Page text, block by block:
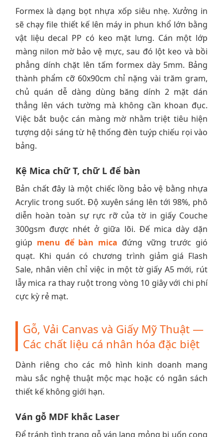
Formex là dạng bọt nhựa xốp siêu nhẹ. Xưởng in
sẽ chạy file thiết kế lên máy in phun khổ lớn bằng
vật liệu decal PP có keo mặt lưng. Cán một lớp
màng nilon mờ bảo vệ mực, sau đó lột keo và bồi
phẳng dính chặt lên tấm formex dày 5mm. Bảng
thành phẩm cỡ 60x90cm chỉ nặng vài trăm gram,
chủ quán dễ dàng dùng băng dính 2 mặt dán
thẳng lên vách tường mà không cần khoan đục.
Việc bắt buộc cán màng mờ nhằm triệt tiêu hiện
tượng dội sáng từ hệ thống đèn tuýp chiếu rọi vào
bảng.
Kệ Mica chữ T, chữ L để bàn
Bản chất đây là một chiếc lồng bảo vệ bằng nhựa
Acrylic trong suốt. Độ xuyên sáng lên tới 98%, phô
diễn hoàn toàn sự rực rỡ của tờ in giấy Couche
300gsm được nhét ở giữa lõi. Đế mica dày dặn
giúp menu để bàn mica đứng vững trước gió
quạt. Khi quán có chương trình giảm giá Flash
Sale, nhân viên chỉ việc in một tờ giấy A5 mới, rút
lẫy mica ra thay ruột trong vòng 10 giây với chi phí
cực kỳ rẻ mạt.
Gỗ, Vải Canvas và Giấy Mỹ Thuật —
Các chất liệu cá nhân hóa đặc biệt
Dành riêng cho các mô hình kinh doanh mang
màu sắc nghệ thuật mộc mạc hoặc có ngân sách
thiết kế không giới hạn.
Ván gỗ MDF khắc Laser
Để tránh tình trạng gỗ ván lạng mỏng bị uốn cong